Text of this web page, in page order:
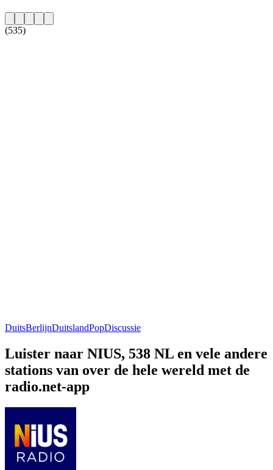
(535)
DuitsBerlijnDuitslandPopDiscussie
Luister naar NIUS, 538 NL en vele andere
stations van over de hele wereld met de
radio.net-app